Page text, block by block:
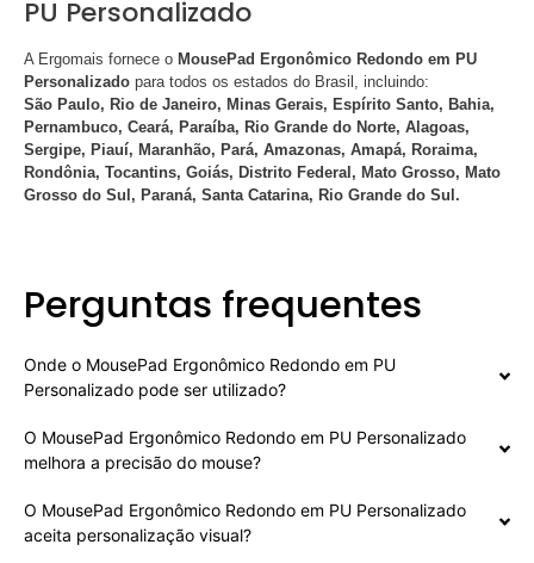
PU Personalizado
A Ergomais fornece o MousePad Ergonômico Redondo em PU
Personalizado para todos os estados do Brasil, incluindo:
São Paulo, Rio de Janeiro, Minas Gerais, Espírito Santo, Bahia,
Pernambuco, Ceará, Paraíba, Rio Grande do Norte, Alagoas,
Sergipe, Piauí, Maranhão, Pará, Amazonas, Amapá, Roraima,
Rondônia, Tocantins, Goiás, Distrito Federal, Mato Grosso, Mato
Grosso do Sul, Paraná, Santa Catarina, Rio Grande do Sul.
Perguntas frequentes
Onde o MousePad Ergonômico Redondo em PU
Personalizado pode ser utilizado?
O MousePad Ergonômico Redondo em PU Personalizado
melhora a precisão do mouse?
O MousePad Ergonômico Redondo em PU Personalizado
aceita personalização visual?